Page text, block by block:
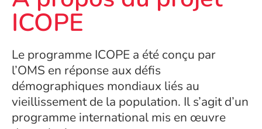
ICOPE
Le programme ICOPE a été conçu par
l’OMS en réponse aux défis
démographiques mondiaux liés au
vieillissement de la population. Il s’agit d’un
programme international mis en œuvre